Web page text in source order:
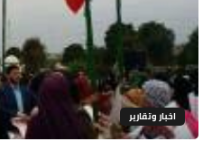
اخبار وتقارير